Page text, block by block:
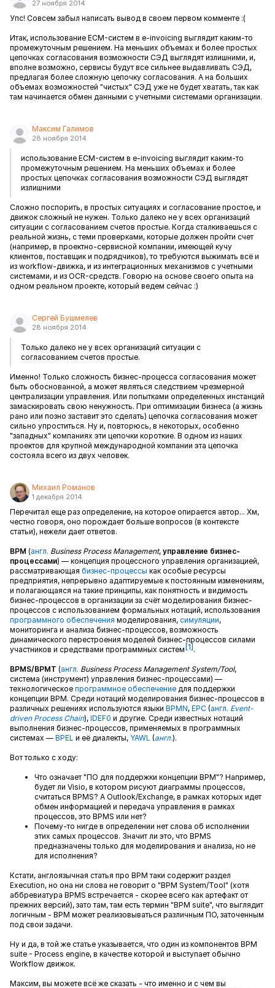
27 ноября 2014
Упс! Совсем забыл написать вывод в своем первом комменте :(
Итак, использование ECM-систем в e-invoicing выглядит каким-то
промежуточным решением. На меньших объемах и более простых
цепочках согласования возможности СЭД выглядят излишними, и,
вполне возможно, сервисы будут все сильнее выдавливать СЭД,
предлагая более сложную цепочку согласования. А на больших
объемах возможностей "чистых" СЭД уже не будет хватать, так как
там начинается обмен данными с учетными системами организации.
Максим Галимов
28 ноября 2014
использование ECM-систем в e-invoicing выглядит каким-то
промежуточным решением. На меньших объемах и более
простых цепочках согласования возможности СЭД выглядят
излишними
Сложно поспорить, в простых ситуациях и согласование простое, и
движок сложный не нужен. Только далеко не у всех организаций
ситуации с согласованием счетов простые. Когда сталкиваешься с
реальной жизнь, с теми проверками, которые должен пройти счет
(например, в проектно-сервисной компании, имеющей кучу
клиентов, поставщик и подрядчиков), то требуются выжимать всё и
из workflow-движка, и из интеграционных механизмов с учетными
системами, и из OCR-средств. Говорю на основе своего опыта на
одном реальном проекте, который ведем сейчас :)
Сергей Бушмелев
28 ноября 2014
Только далеко не у всех организаций ситуации с
согласованием счетов простые.
Именно! Только сложность бизнес-процесса согласования может
быть обоснованной, а может являться следствием чрезмерной
централизации управления. Или попытками определенных инстанций
замаскировать свою ненужность. При оптимизации бизнеса (а жизнь
рано или позно заставит это сделать) цепочка согласования может
сильно упроститься. Ну и, повторюсь, в некоторых, особенно
"западных" компаниях эти цепочки короткие. В одном из наших
проектов для крупной международной компании эта цепочка
состояла всего из двух человек.
Михаил Романов
1 декабря 2014
Перечитал еще раз определение, на которое опирается автор... Хм,
честно говоря, оно порождает больше вопросов (в контексте
статьи), нежели дает ответов.
BPM (англ. Business Process Management, управление бизнес-
процессами) — концепция процессного управления организацией,
рассматривающая бизнес-процессы как особые ресурсы
предприятия, непрерывно адаптируемые к постоянным изменениям,
и полагающаяся на такие принципы, как понятность и видимость
бизнес-процессов в организации за счёт моделирования бизнес-
процессов с использованием формальных нотаций, использования
программного обеспечения моделирования, симуляции,
мониторинга и анализа бизнес-процессов, возможность
динамического перестроения моделей бизнес-процессов силами
участников и средствами программных систем[1].
BPMS/BPMT (англ. Business Process Management System/Tool,
система (инструмент) управления бизнес-процессами) —
технологическое программное обеспечение для поддержки
концепции BPM. Среди нотаций моделирования бизнес-процессов в
различных решениях используются языки BPMN, EPC (англ. Event-
driven Process Chain), IDEF0 и другие. Среди известных нотаций
выполнения бизнес-процессов, применяемых в программных
системах — BPEL и её диалекты, YAWL (англ.).
Вот только с ходу:
Что означает "ПО для поддержки концепции BPM"? Например,
будет ли Visio, в котором рисуют диаграммы процессов,
считаться BPMS? А Outlook/Exchange, в рамках которых идет
обмен информацией и передача управления в рамках
процессов, это BPMS или нет?
Почему-то нигде в определении нет слова об исполнении
этих самых процессов. Значит ли это, что BPMS
предназначены только для моделирования и анализа, но не
для исполнения?
Кстати, англоязычная статья про BPM таки содержит раздел
Execution, но она ни слова не говорит о "BPM System/Tool" (хотя
аббревиатура BPMS встречается - скорее всего как артефакт от
прежних версий), зато там, там есть термин "BPM suite", что выглядит
логичным - BPM может реализовываться различным ПО, заточенным
под свои задачи.
Ну и да, в той же статье указывается, что один из компонентов BPM
suite - Process engine, в качестве которой и выступает обычно
Workflow движок.
Максим, вы можете всё же сказать - что именно и с чем вы